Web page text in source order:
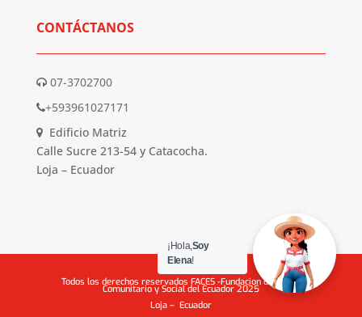
CONTÁCTANOS
07-3702700
+593961027171
Edificio Matriz
Calle Sucre 213-54 y Catacocha.
Loja – Ecuador
Todos los derechos reservados FACES -Fundacion de Apoyo
Comunitario y Social del Ecuador 2025
Loja – Ecuador
¡Hola,Soy
Elena!